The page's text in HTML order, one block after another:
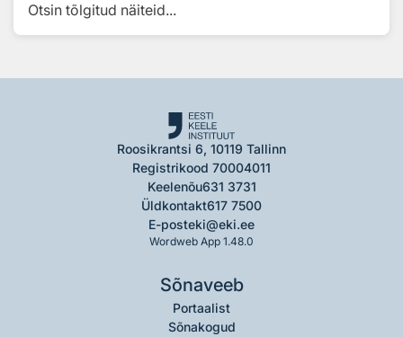
Otsin tõlgitud näiteid...
Roosikrantsi 6, 10119 Tallinn
Registrikood 70004011
Keelenõu631 3731
Üldkontakt617 7500
E-posteki@eki.ee
Wordweb App 1.48.0
Sõnaveeb
Portaalist
Sõnakogud